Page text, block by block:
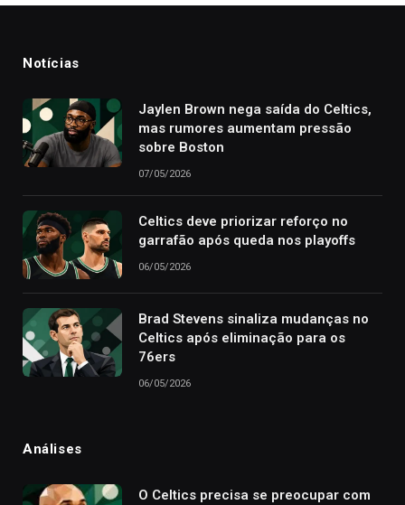
Notícias
Jaylen Brown nega saída do Celtics,
mas rumores aumentam pressão
sobre Boston
07/05/2026
Celtics deve priorizar reforço no
garrafão após queda nos playoffs
06/05/2026
Brad Stevens sinaliza mudanças no
Celtics após eliminação para os
76ers
06/05/2026
Análises
O Celtics precisa se preocupar com